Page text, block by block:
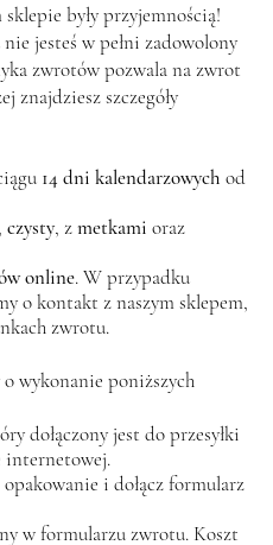
były przyjemnością!
jesteś w pełni zadowolony
zwrotów pozwala na zwrot
znajdziesz szczegóły
14 dni kalendarzowych od
czysty, zmetkami oraz
online. W przypadku
o kontakt z naszym sklepem,
zwrotu.
wykonanie poniższych
dołączony jest do przesyłki
internetowej.
i dołącz formularz
w formularzu zwrotu. Koszt